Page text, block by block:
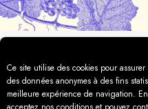
Ce site utilise des cookies pour
des données anonymes à des fins
meilleure expérience de navigation.